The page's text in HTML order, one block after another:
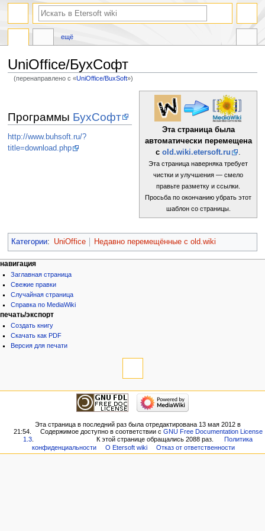
UniOffice/БухСофт
(перенаправлено с «UniOffice/BuxSoft»)
навигации
поиску
Эта страница была
автоматически перемещена
сold.wiki.etersoft.ru
Эта страница наверняка требует
чистки и улучшения — смело
правьте разметку и ссылки.
Просьба по окончанию убрать этот
шаблон со страницы.
Программы БухСофт
http://www.buhsoft.ru/?
title=download.php
Категории: UniOffice Недавно перемещённые с old.wiki
ещё
навигация
Заглавная страница
Свежие правки
Случайная страница
Справка по MediaWiki
печать/экспорт
Создать книгу
Скачать как PDF
Версия для печати
Эта страница в последний раз была отредактирована 13 мая 2012 в
21:54.
Содержимое доступно в соответствии с GNU Free Documentation License
1.3
К этой странице обращались 2088 раз.
Политика
конфиденциальности
О Etersoft wiki Отказ от ответственности